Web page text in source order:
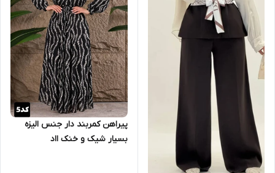
پیراهن کمربند دار جنس الیزه
بسیار شیک و خنک ااد